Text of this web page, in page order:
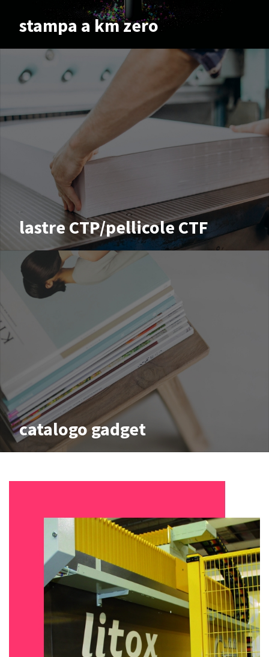
stampa a km zero
lastre CTP/pellicole CTF
catalogo gadget